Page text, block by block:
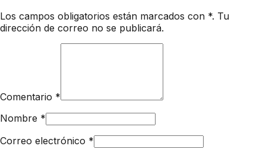
Los campos obligatorios están marcados con *. Tu
dirección de correo no se publicará.
Comentario *
Nombre *
Correo electrónico *